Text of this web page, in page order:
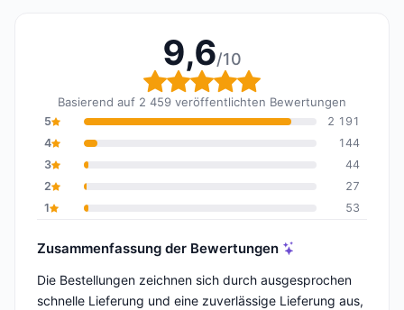
9,6/10
Gesamtbewertung: 9,6
Basierend auf 2 459 veröffentlichten Bewertungen
5
2 191
4
144
3
44
2
27
1
53
Zusammenfassung der Bewertungen
Die Bestellungen zeichnen sich durch ausgesprochen
schnelle Lieferung und eine zuverlässige Lieferung aus,